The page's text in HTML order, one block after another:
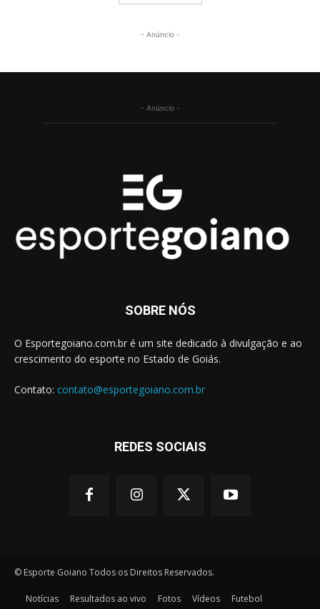
- Anúncio -
- Anúncio -
SOBRE NÓS
O Esportegoiano.com.br é um site dedicado à divulgação e ao
crescimento do esporte no Estado de Goiás.
Contato: contato@esportegoiano.com.br
REDES SOCIAIS
© Esporte Goiano Todos os Direitos Reservados.
Notícias Resultados ao vivo Fotos Vídeos
Futebol